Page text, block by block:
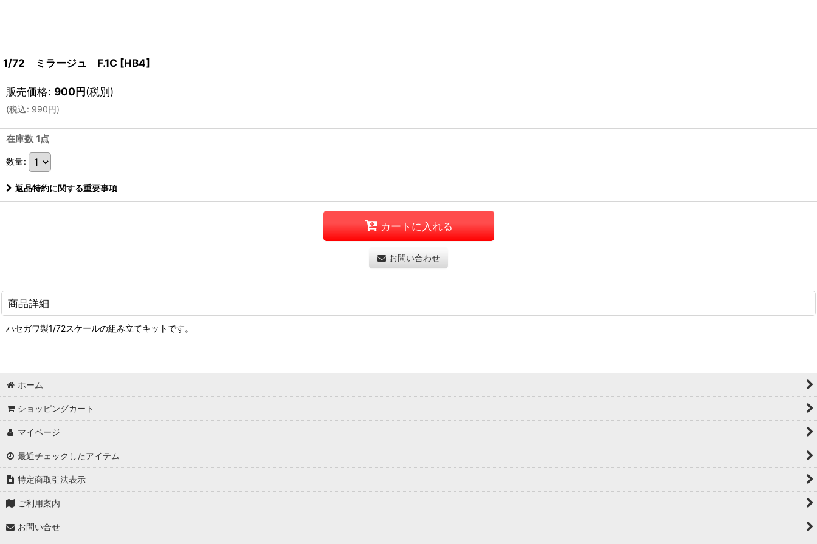
1/72 ミラージュ F.1C [HB4]
販売価格: 900円(税別)
(税込: 990円)
在庫数 1点
数量:
返品特約に関する重要事項
カートに入れる
お問い合わせ
商品詳細
ハセガワ製1/72スケールの組み立てキットです。
ホーム
ショッピングカート
マイページ
最近チェックしたアイテム
特定商取引法表示
ご利用案内
お問い合せ